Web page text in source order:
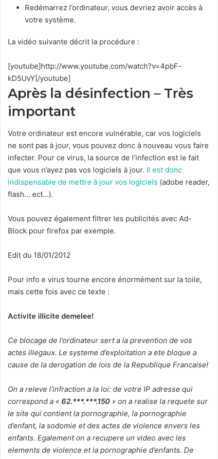
Redémarrez l’ordinateur, vous devriez avoir accès à
votre système.
La vidéo suivante décrit la procédure :
[youtube]http://www.youtube.com/watch?v=4pbF-
kD5UvY[/youtube]
Après la désinfection – Très
important
Votre ordinateur est encore vulnérable, car vos logiciels
ne sont pas à jour, vous pouvez donc à nouveau vous faire
infecter. Pour ce virus, la source de l’infection est le fait
que vous n’ayez pas vos logiciels à jour. Il est donc
indispensable de mettre à jour vos logiciels (adobe reader,
flash… ect…).
Vous pouvez également filtrer les publicités avec Ad-
Block pour firefox par exemple.
Edit du 18/01/2012
Pour info e virus tourne encore énormément sur la toile,
mais cette fois avec ce texte :
Activite illicite demelee!
Ce blocage de l’ordinateur sert a la prevention de vos
actes illegaux. Le systeme d’exploitation a ete bloque a
cause de la derogation de lois de la Republique Francaise!
On a releve l’infraction a la loi: de votre IP adresse qui
correspond a « 62.***.***.150 » on a realise la requete sur
le site qui contient la pornographie, la pornographie
d’enfant, la sodomie et des actes de violence envers les
enfants. Egalement on a recupere un video avec les
elements de violence et la pornographie d’enfants. De